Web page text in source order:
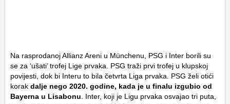
Na rasprodanoj Allianz Areni u Münchenu, PSG i Inter borili su
se za ‘ušati’ trofej Lige prvaka. PSG traži prvi trofej u klupskoj
povijesti, dok bi Interu to bila četvrta Liga prvaka. PSG želi otići
korak dalje nego 2020. godine, kada je u finalu izgubio od
Bayerna u Lisabonu. Inter, koji je Ligu prvaka osvajao tri puta,